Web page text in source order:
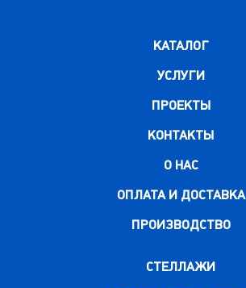
КАТАЛОГ
УСЛУГИ
ПРОЕКТЫ
КОНТАКТЫ
О НАС
ОПЛАТА И ДОСТАВКА
ПРОИЗВОДСТВО
СТЕЛЛАЖИ